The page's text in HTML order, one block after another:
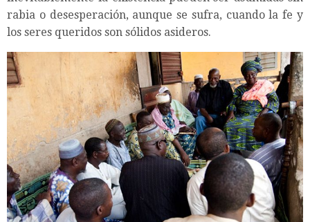
rabia o desesperación, aunque se sufra, cuando la fe y
los seres queridos son sólidos asideros.